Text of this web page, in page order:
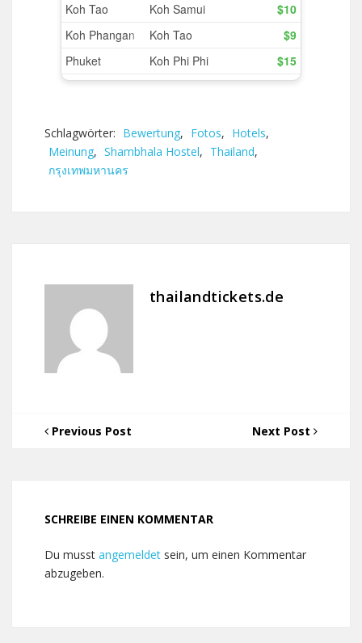
Schlagwörter: Bewertung, Fotos, Hotels,
Meinung, Shambhala Hostel, Thailand,
กรุงเทพมหานคร
thailandtickets.de
Previous Post Next Post
SCHREIBE EINEN KOMMENTAR
Du musst angemeldet sein, um einen Kommentar
abzugeben.